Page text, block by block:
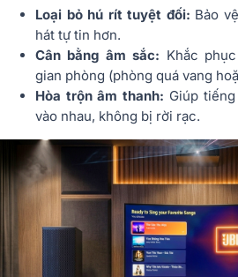
Loại bỏ hú rít tuyệt đối: Bảo
hát tự tin hơn.
Cân bằng âm sắc: Khắc
gian phòng (phòng quá vang
Hòa trộn âm thanh: Giúp
vào nhau, không bị rời rạc.